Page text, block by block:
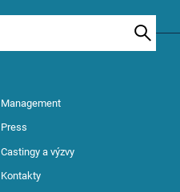
Management
Press
Castingy a výzvy
Kontakty